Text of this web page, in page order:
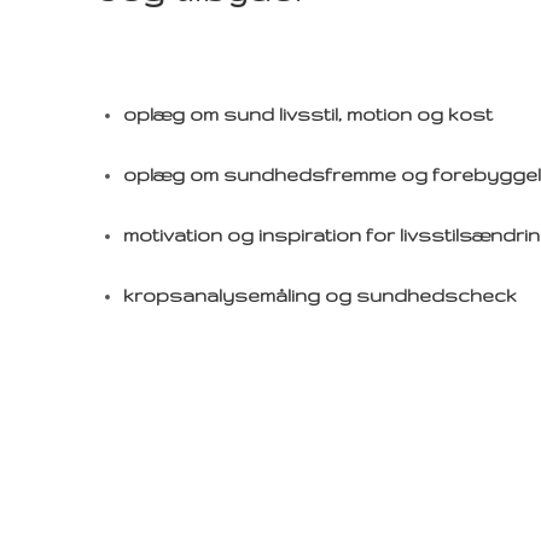
oplæg om sund livsstil, motion og kost
oplæg om sundhedsfremme og
motivation og inspiration for
kropsanalysemåling og sundhedscheck